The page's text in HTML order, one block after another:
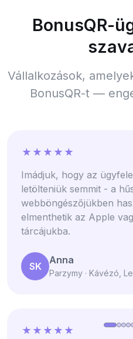
BonusQR-
Vállalkozások,
BonusQR-t —
Imádjuk, hogy az
letölteniük semmit - a
webböngészőjükben
elmenthetik az Apple
tárcájukba.
SK
Anna
Parzymy · Kávézó,